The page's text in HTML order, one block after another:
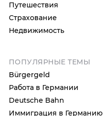
Путешествия
Страхование
Недвижимость
ПОПУЛЯРНЫЕ ТЕМЫ
Bürgergeld
Работа в Германии
Deutsche Bahn
Иммиграция в Германию